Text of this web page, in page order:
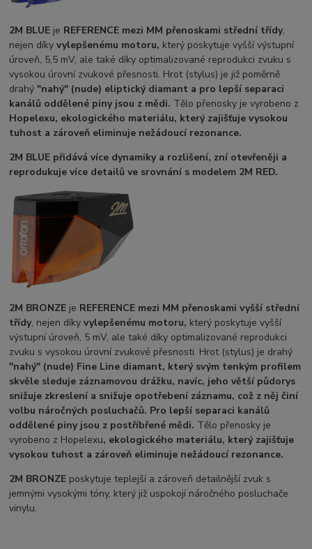
2M BLUE je REFERENCE mezi MM přenoskami střední třídy,
nejen díky vylepšenému motoru, který poskytuje vyšší výstupní
úroveň, 5,5 mV, ale také díky optimalizované reprodukci zvuku s
vysokou úrovní zvukové přesnosti. Hrot (stylus) je již poměrně
drahý"nahý" (nude) eliptický diamant a pro lepší separaci
kanálů oddělené piny jsou z mědi. Tělo přenosky je vyrobeno z
Hopelexu, ekologického materiálu, který zajišťuje vysokou
tuhost a zároveň eliminuje nežádoucí rezonance.
2M BLUE přidává více dynamiky a rozlišení, zní otevřeněji a
reprodukuje více detailů ve srovnání s modelem 2M RED.
2M BRONZE je REFERENCE mezi MM přenoskami vyšší střední
třídy, nejen díky vylepšenému motoru, který poskytuje vyšší
výstupní úroveň, 5 mV, ale také díky optimalizované reprodukci
zvuku s vysokou úrovní zvukové přesnosti. Hrot (stylus) je drahý
"nahý" (nude) Fine Line diamant, který svým tenkým profilem
skvěle sleduje záznamovou drážku, navíc, jeho větší půdorys
snižuje zkreslení a snižuje opotřebení záznamu, což z něj činí
volbu náročných posluchačů. Pro lepší separaci kanálů
oddělené piny jsou z postříbřené mědi. Tělo přenosky je
vyrobeno z Hopelexu, ekologického materiálu, který zajišťuje
vysokou tuhost a zároveň eliminuje nežádoucí rezonance.
2M BRONZE poskytuje teplejší a zároveň detailnější zvuk s
jemnými vysokými tóny, který již uspokojí náročného posluchače
vinylu.